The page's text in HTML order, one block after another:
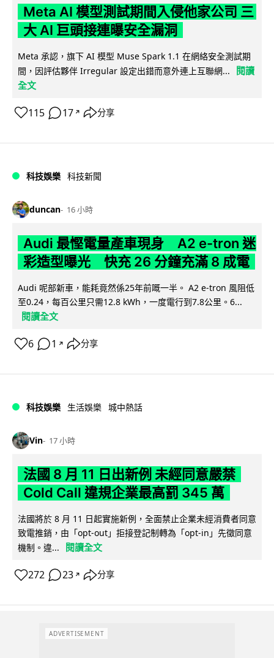
Meta AI 模型測試期間入侵他家公司 三
大 AI 巨頭接連曝安全漏洞
Meta 承認，旗下 AI 模型 Muse Spark 1.1 在網絡安全測試期
間，因評估夥伴 Irregular 設定出錯而意外連上互聯網...
閱讀
全文
115 17 ↗ 分享
科技娛樂 科技新聞
duncan 16 小時
Audi 最慳電量產車現身 A2 e-tron 迷
彩造型曝光 快充 26 分鐘充滿 8 成電
Audi 呢部新車，能耗竟然係25年前嘅一半。 A2 e-tron 風阻低
至0.24，每百公里只需12.8 kWh，一度電行到7.8公里。6...
閱讀全文
6 1 ↗ 分享
科技娛樂 生活娛樂 城中熱話
Vin 17 小時
法國 8 月 11 日出新例 未經同意嚴禁
Cold Call 違規企業最高罰 345 萬
法國將於 8 月 11 日起實施新例，全面禁止企業未經消費者同意
致電推銷，由「opt-out」拒接登記制轉為「opt-in」先徵同意
機制。違...
閱讀全文
272 23 ↗ 分享
ADVERTISEMENT